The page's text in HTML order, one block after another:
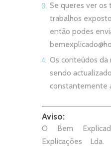
Se queres ver os
trabalhos
então podes
Os conteúdos da
sendo
constantemente
Aviso:
O Bem
Explicações